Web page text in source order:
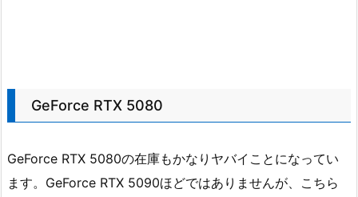
GeForce RTX 5080
GeForce RTX 5080の在庫もかなりヤバイことになってい
ます。GeForce RTX 5090ほどではありませんが、こちら